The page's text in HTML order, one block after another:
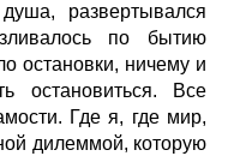
развертывался
по бытию
остановки, ничему и
остановиться. Все
Где я, где мир,
дилеммой, которую